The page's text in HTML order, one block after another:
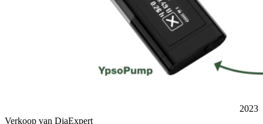
2023
Verkoop van DiaExpert